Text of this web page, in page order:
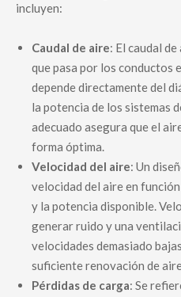
incluyen:
Caudal de aire: El caudal
que pasa por los conductos
depende directamente del
la potencia de los sistemas
adecuado asegura que el
forma óptima.
Velocidad del aire: Un
velocidad del aire en
y la potencia disponible.
generar ruido y una
velocidades demasiado
suficiente renovación de
Pérdidas de carga: Se